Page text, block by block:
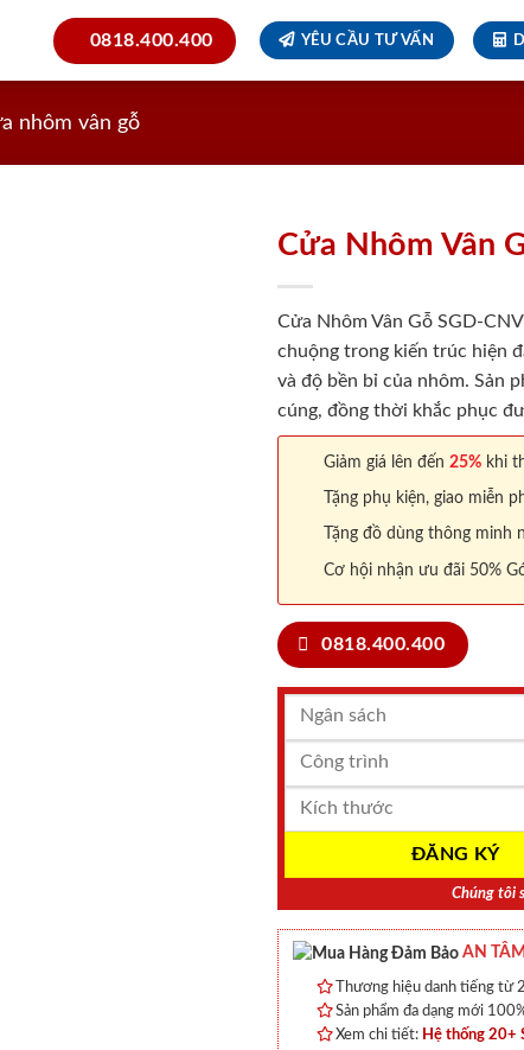
0818.400.400 YÊU CẦU TƯ VẤN
nhôm vân gỗ
Cửa Nhôm Vân
Cửa Nhôm Vân Gỗ SGD-
chuộng trong kiến trúc hiện
và độ bền bỉ của nhôm. Sản
cúng, đồng thời khắc phục
Giảm giá lên đến 25% khi
Tặng phụ kiện, giao miễn
Tặng đồ dùng thông minh
Cơ hội nhận ưu đãi 50%
0818.400.400
Chúng tôi
AN
Thương hiệu danh tiếng từ
Sản phẩm đa dạng mới
Xem chi tiết: Hệ thống 20+